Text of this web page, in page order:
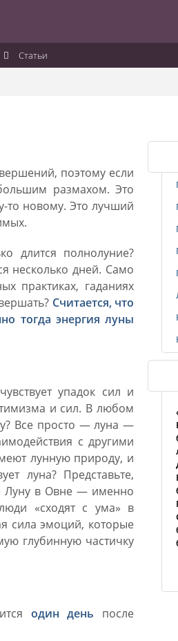
Статьи
поэтому если
размахом. Это
то новому. Это лучший
длится полнолуние?
несколько дней. Само
практиках, гаданиях
Считается, что
тогда энергия луны
упадок сил и
и сил. В любом
Все просто — луна —
с другими
лунную природу, и
луна? Представьте,
Луну в Овне — именно
«сходят с ума» в
сила эмоций, которые
глубинную частичку
один день после